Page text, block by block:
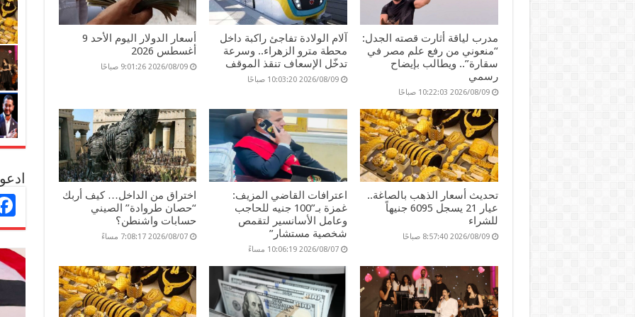
مدرب لياقة أثارت قصته الجدل:
“منعوني من رفع علم مصر في
سقارة”.. ويطالب بإيضاح
رسمي
2026/08/09 10:22:03 صباحًا
آلام الولادة تفاجئ راكبة داخل
محطة مترو الزهراء.. وسرعة
تدخّل الإسعاف تنقذ الموقف
2026/08/09 10:03:20 صباحًا
أسعار الدولار اليوم الأحد 9
أغسطس 2026
2026/08/09 9:01:26 صباحًا
تحديث أسعار الذهب بالصاغة..
عيار 21 يسجل 6095 جنيهاً
للشراء
2026/08/09 8:57:40 صباحًا
اعترافات القاضي المزيف:
غمزة بـ”100 جنيه للحاجب
وعامل الأسانسير لتقمص
شخصية مستشار”
2026/08/07 10:06:19 مساءً
اختراق من الداخل… كيف أربك
“حصان طروادة” الصيني
حسابات واشنطن؟
2026/08/07 7:08:17 مساءً